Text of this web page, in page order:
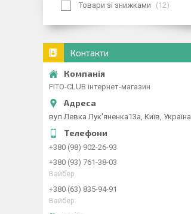
Товари зі знижками
12
Контакти
FITO-CLUB інтернет-магазин
вул.Левка Лук'яненка13а, Київ, Україна
+380 (98) 902-26-93
+380 (93) 761-38-03
Вайбер
+380 (63) 835-94-91
Вайбер